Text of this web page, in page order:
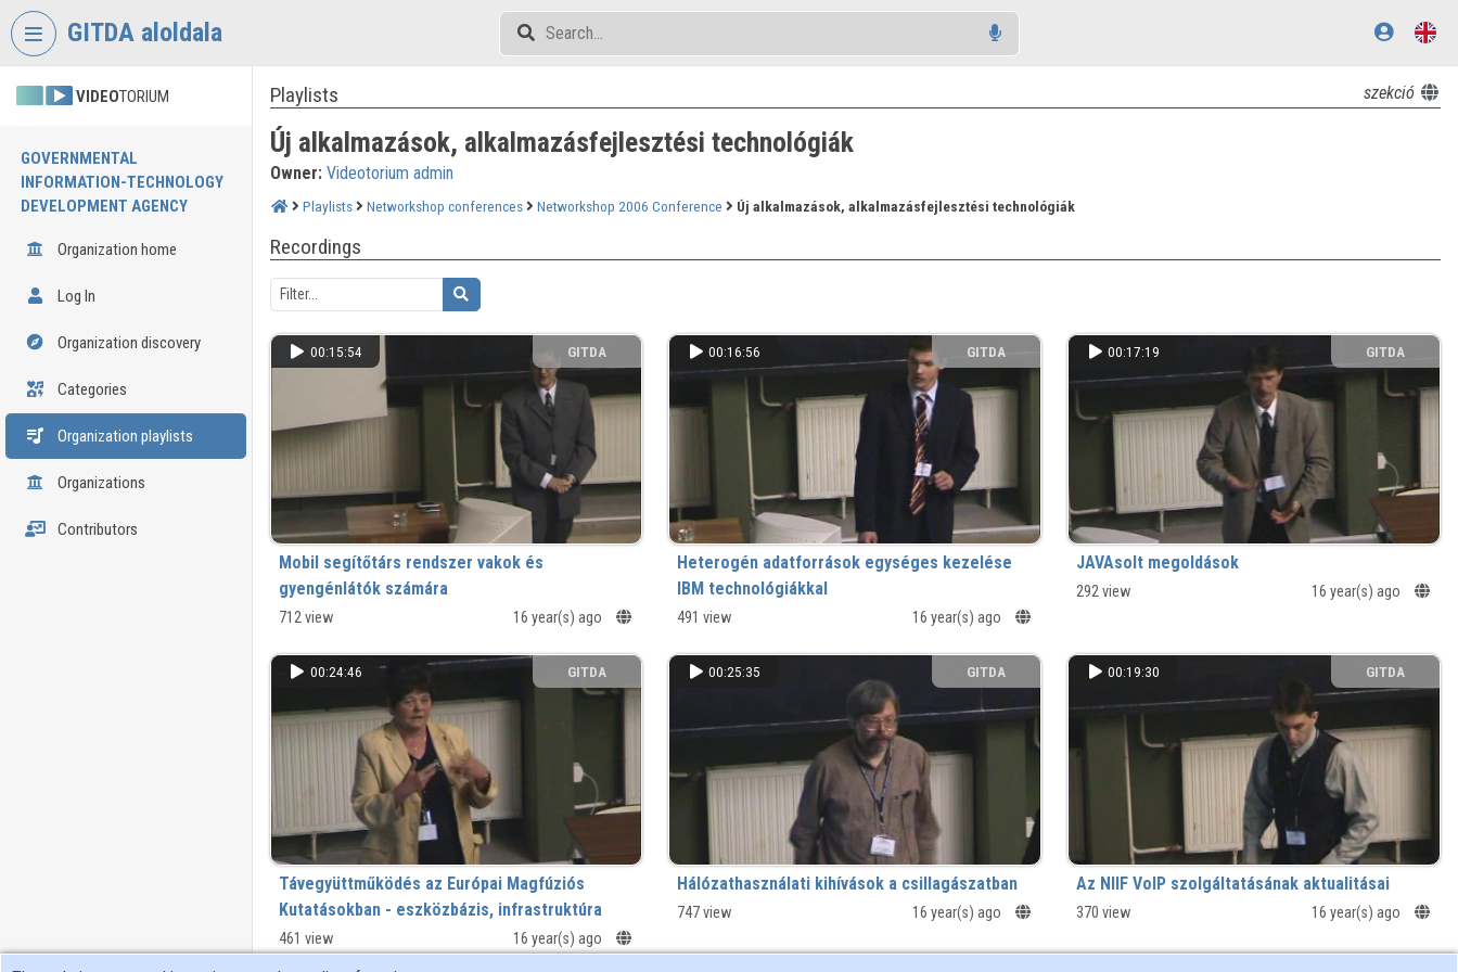
Skip header
GITDA aloldala
VIDEOTORIUM
GOVERNMENTAL
INFORMATION-TECHNOLOGY
DEVELOPMENT AGENCY
Organization home
Log In
Organization discovery
Categories
Organization playlists
Organizations
Contributors
Playlists szekció
Új alkalmazások, alkalmazásfejlesztési technológiák
Owner: Videotorium admin
Playlists Networkshop conferences Networkshop 2006 Conference Új alkalmazások, alkalmazásfejlesztési technológiák
Recordings
00:15:54 GITDA
Mobil segítőtárs rendszer vakok és
gyengénlátók számára
712 view 16 year(s) ago
00:16:56 GITDA
Heterogén adatforrások egységes kezelése
IBM technológiákkal
491 view 16 year(s) ago
00:17:19 GITDA
JAVAsolt megoldások
292 view 16 year(s) ago
00:24:46 GITDA
Távegyüttműködés az Európai Magfúziós
Kutatásokban - eszközbázis, infrastruktúra
461 view 16 year(s) ago
00:25:35 GITDA
Hálózathasználati kihívások a csillagászatban
747 view 16 year(s) ago
00:19:30 GITDA
Az NIIF VoIP szolgáltatásának aktualitásai
370 view 16 year(s) ago